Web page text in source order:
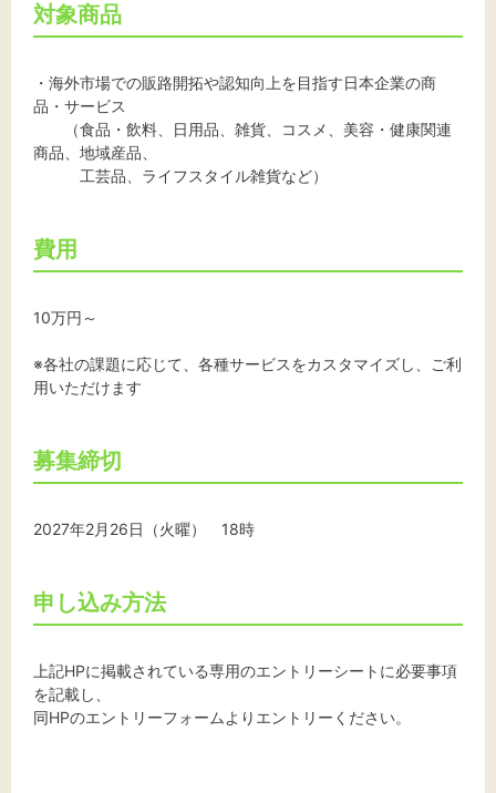
対象商品
・海外市場での販路開拓や認知向上を目指す日本企業の商
品・サービス
（食品・飲料、日用品、雑貨、コスメ、美容・健康関連
商品、地域産品、
工芸品、ライフスタイル雑貨など）
費用
10万円～
※各社の課題に応じて、各種サービスをカスタマイズし、ご利
用いただけます
募集締切
2027年2月26日（火曜） 18時
申し込み方法
上記HPに掲載されている専用のエントリーシートに必要事項
を記載し、
同HPのエントリーフォームよりエントリーください。